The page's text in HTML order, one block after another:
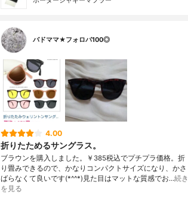
バドママ★フォロバ100◎
4.00
折りたためるサングラス。
ブラウンを購入しました。￥385税込でプチプラ価格。折
り畳みできるので、かなりコンパクトサイズになり、かさ
ばらなくて良いです(*^^*)見た目はマットな質感でお…続き
を見る